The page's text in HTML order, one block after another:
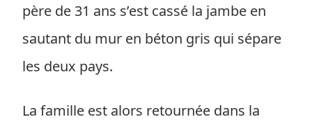
père de 31 ans s’est cassé la jambe en
sautant du mur en béton gris qui sépare
les deux pays.
La famille est alors retournée dans la